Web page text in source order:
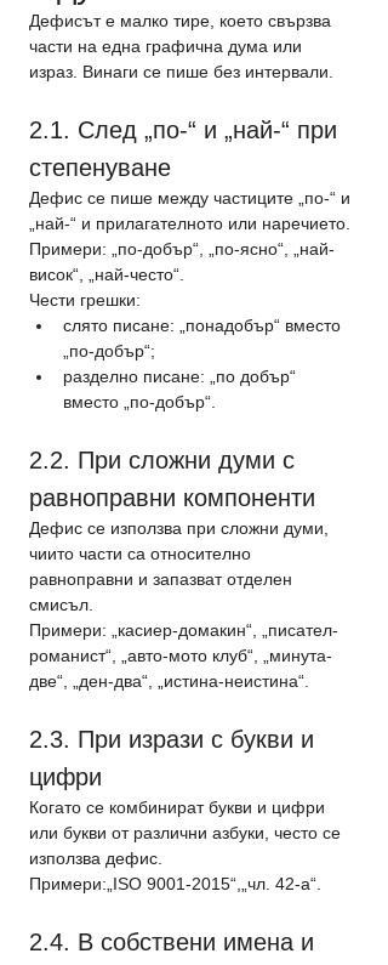
Дефисът е малко тире, което свързва
части на една графична дума или
израз. Винаги се пише без интервали.
2.1. След „по-“ и „най-“ при
степенуване
Дефис се пише между частиците „по-“ и
„най-“ и прилагателното или наречието.
Примери: „по-добър“, „по-ясно“, „най-
висок“, „най-често“.
Чести грешки:
слято писане: „понадобър“ вместо
„по-добър“;
разделно писане: „по добър“
вместо „по-добър“.
2.2. При сложни думи с
равноправни компоненти
Дефис се използва при сложни думи,
чиито части са относително
равноправни и запазват отделен
смисъл.
Примери: „касиер-домакин“, „писател-
романист“, „авто-мото клуб“, „минута-
две“, „ден-два“, „истина-неистина“.
2.3. При изрази с букви и
цифри
Когато се комбинират букви и цифри
или букви от различни азбуки, често се
използва дефис.
Примери:„ISO 9001-2015“,„чл. 42-а“.
2.4. В собствени имена и